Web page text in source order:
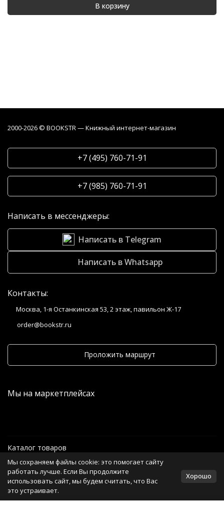
В корзину
2000-2026 © BOOKSTR — Книжный интернет-магазин
+7 (495) 760-71-91
+7 (985) 760-71-91
Написать в мессенджеры:
Написать в Telegram
Написать в Whatsapp
Контакты:
Москва, 1-я Останкинская 53, 2 этаж, павильон Ж-17
order@bookstr.ru
Проложить маршрут
Мы на маркетплейсах
Каталог товаров
Информация
Политика персональных данных
Мы сохраняем файлы cookie: это помогает сайту
работать лучше. Если Вы продолжите
использовать сайт, мы будем считать, что Вас
это устраивает.
Хорошо